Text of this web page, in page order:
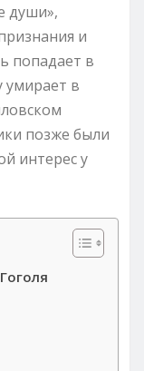
души»,
и
попадает в
умирает в
позже были
интерес у